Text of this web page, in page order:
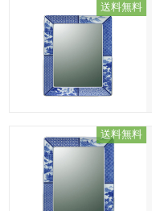
送料無料
送料無料